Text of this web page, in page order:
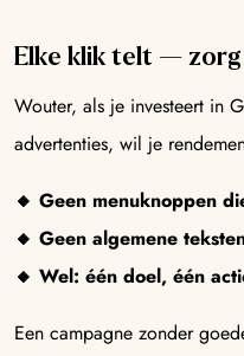
Elke klik telt — zorg
Wouter, als je investeert in
advertenties, wil je
🔸 Geen menuknoppen
🔸 Geen algemene
🔸 Wel: één doel, één
Een campagne zonder